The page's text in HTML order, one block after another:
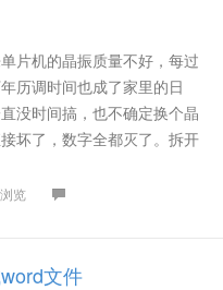
片机的晶振质量不好，每过
历调时间也成了家里的日
没时间搞，也不确定换个晶
坏了，数字全都灭了。拆开
览
文件